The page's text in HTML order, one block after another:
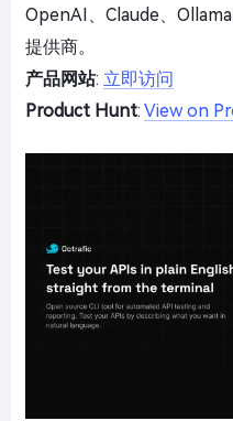
OpenAI、Claude、
提供商。
产品网站: 立即访问
Product Hunt: View on